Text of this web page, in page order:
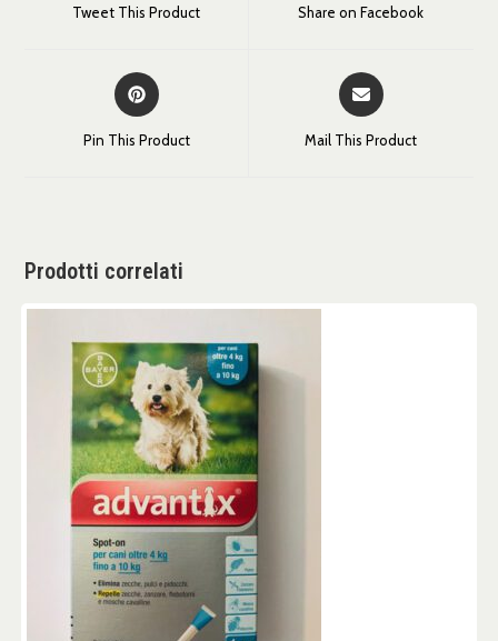
Tweet This Product Share on Facebook
Pin This Product Mail This Product
Prodotti correlati